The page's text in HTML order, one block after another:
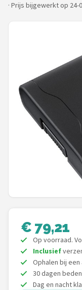
Sonos
Shop
POPULAIRE
Power
Soundskins
ArtSound
JBL
AquaSound
Fenton
· Prijs bijgewerkt op 24-
€ 79,21
Op voorraad.
Inclusief
Ophalen bij
30 dagen
Dag en nacht